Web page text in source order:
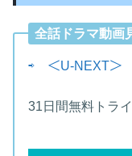
全話ドラマ動画
⇨ ＜U-NEXT＞
31日間無料トラ